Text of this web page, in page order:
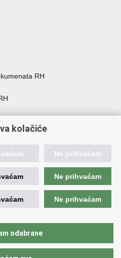
RH
i ugovaranje
u Hrvatskoj
kolačiće
Ne prihvaćam
Ne prihvaćam
Ne prihvaćam
odabrane